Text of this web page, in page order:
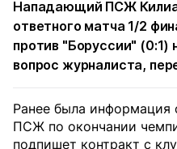
Нападающий ПСЖ
ответного матча 1/2
против "Боруссии" (0:1)
вопрос журналиста,
Ранее была информация
ПСЖ по окончании
подпишет контракт с